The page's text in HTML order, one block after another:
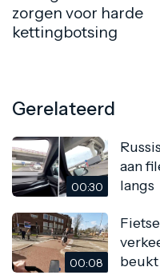
zorgen voor harde
kettingbotsing
Gerelateerd
00:30
aan
langs
00:08